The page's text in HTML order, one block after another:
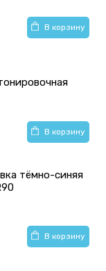
В корзину
В корзину
тёмно-синяя
В корзину